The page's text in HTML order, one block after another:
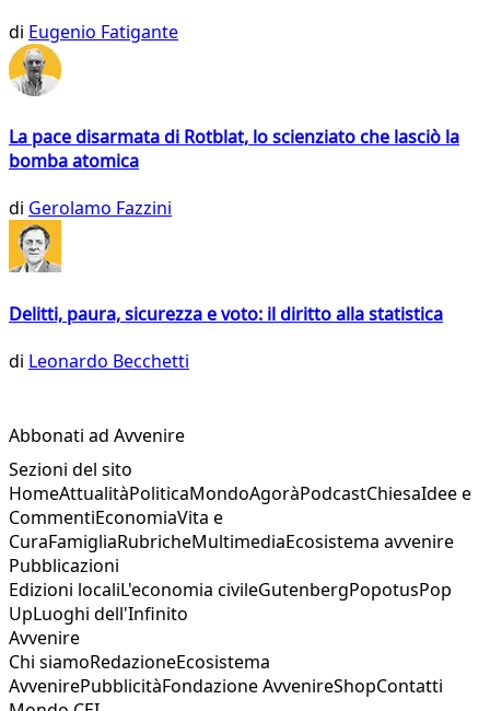
di Eugenio Fatigante
La pace disarmata di Rotblat, lo scienziato che lasciò la
bomba atomica
di Gerolamo Fazzini
Delitti, paura, sicurezza e voto: il diritto alla statistica
di Leonardo Becchetti
Abbonati ad Avvenire
Sezioni del sito
HomeAttualitàPoliticaMondoAgoràPodcastChiesaIdee e
CommentiEconomiaVita e
CuraFamigliaRubricheMultimediaEcosistema avvenire
Pubblicazioni
Edizioni localiL'economia civileGutenbergPopotusPop
UpLuoghi dell'Infinito
Avvenire
Chi siamoRedazioneEcosistema
AvvenirePubblicitàFondazione AvvenireShopContatti